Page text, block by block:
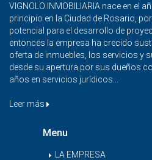
VIGNOLO INMOBILIARIA nace en el
principio en la Ciudad de Rosario,
potencial para el desarrollo de
entonces la empresa ha crecido
oferta de inmuebles, los servicios y
desde su apertura por sus dueños
años en servicios jurídicos...
Leer más
Menu
LA EMPRESA